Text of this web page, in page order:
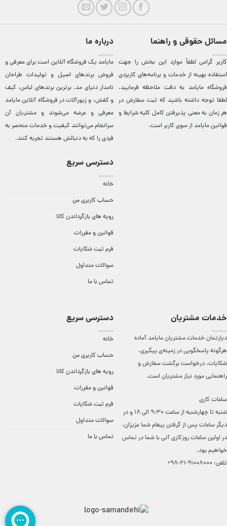
مسائل حقوقی و راهنما
کاربر گرامی لطفاً موارد این بخش را جهت
استفاده بهینه از خدمات و برنامه‌‏های کاربردی
فروشگاه مایامد به دقت ملاحظه فرمایید.
لطفا توجه داشته باشید که ثبت سفارش در
هر زمان به معنی پذیرفتن کامل کلیهشرایط و
قوانین مایامداز سوی کاربر است.
درباره ما
مایامد يک فروشگاه آنلاين است برای معرفی و
فروش برندهای اصيل و توليدات طراحان
نامدار دنيای مد. برترين‌ برندهای لباس، کيف
و کفش، و زيورآلات در فروشگاه آنلاين مایامد
معرفی و عرضه می‌شوند و مشتريان آن
سرانجام می‌توانند کيفيت و خدمات منحصر به
فردی را که به دنبالش هستند تجربه کنند.
دسترسی سریع
خانه
حساب کاربری من
رویه های بازگرداندن کالا
قوانین و مقررات
فرم ثبت شکایات
سوالات متداول
تماس با ما
خدمات مشتریان
دپارتمان خدمات مشتریان مایامد آماده
هرگونه پاسخگویی در زمینه‌ی پیگیری،
شکایات، درخواست برگشت سفارش و
راهنمایی مورد نیاز مشتریان است.
ساعات کاری
شنبه تا چهارشنبه از ساعت 9:30 الی 18 و در
دیگر ساعات ‌پس از گرفتن پیغام شما عزیزان،
در اولین ساعات روزکاری آتی با شما در تماس
خواهیم بود.
تلفن: 91008000-21-98+
دسترسی سریع
خانه
حساب کاربری من
رویه های بازگرداندن کالا
قوانین و مقررات
فرم ثبت شکایات
سوالات متداول
تماس با ما